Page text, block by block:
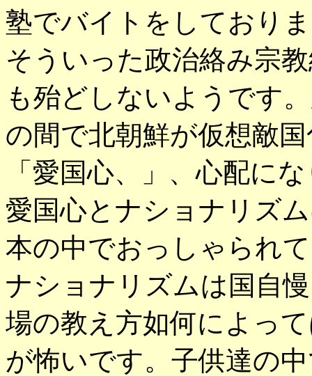
塾でバイトをしており
そういった政治絡み宗
も殆どしないようです
の間で北朝鮮が仮想敵
「愛国心、」、心配に
愛国心とナショナリズ
本の中でおっしゃられ
ナショナリズムは国自
場の教え方如何によっ
が怖いです。子供達の